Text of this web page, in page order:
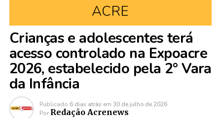
ACRE
Crianças e adolescentes terá
acesso controlado na Expoacre
2026, estabelecido pela 2° Vara
da Infância
Publicado 6 dias atrás em 30 de julho de 2026
Por Redação Acrenews